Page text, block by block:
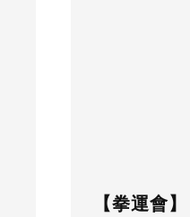
【拳運會】